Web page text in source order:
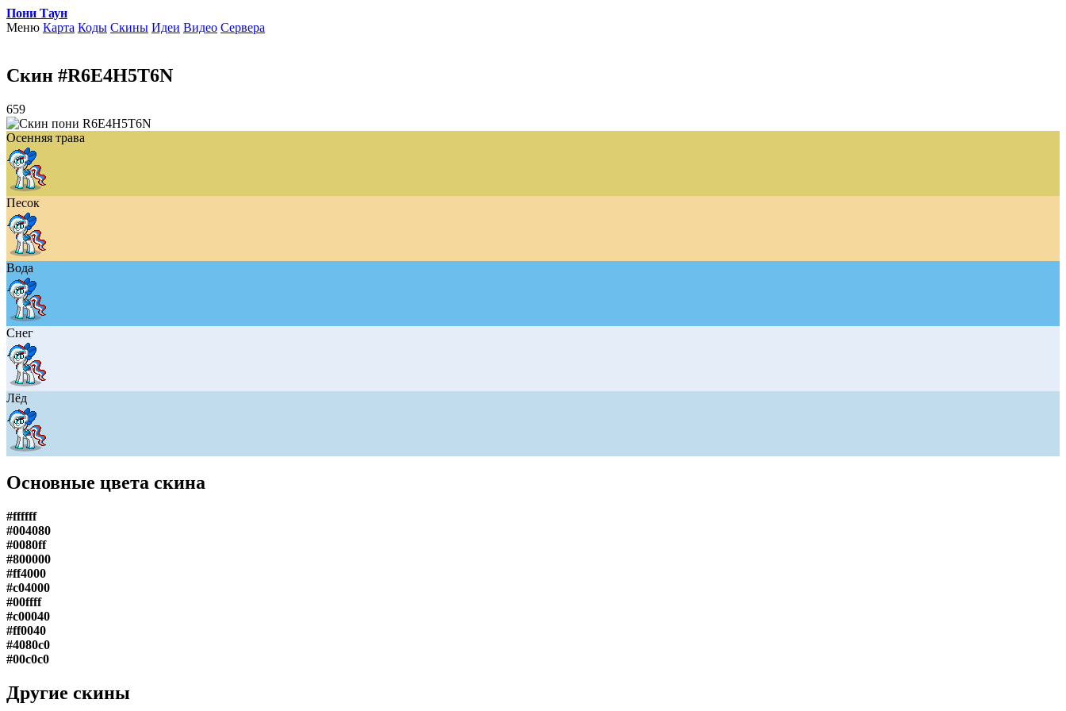
Пони Таун
Меню Карта Коды Скины Идеи Видео Сервера
Скин #R6E4H5T6N
659
Осенняя трава
Песок
Вода
Снег
Лёд
Основные цвета скина
#ffffff
#004080
#0080ff
#800000
#ff4000
#c04000
#00ffff
#c00040
#ff0040
#4080c0
#00c0c0
Другие скины